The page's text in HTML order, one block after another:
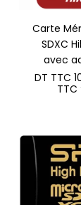
Carte
SDXC
avec
DT TTC
TTC